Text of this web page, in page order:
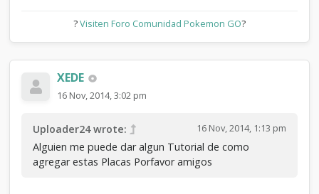
?Visiten Foro Comunidad Pokemon GO?
XEDE
16 Nov, 2014, 3:02 pm
16 Nov, 2014, 1:13 pm
Uploader24 wrote:
Alguien me puede dar algun Tutorial de como
agregar estas Placas Porfavor amigos